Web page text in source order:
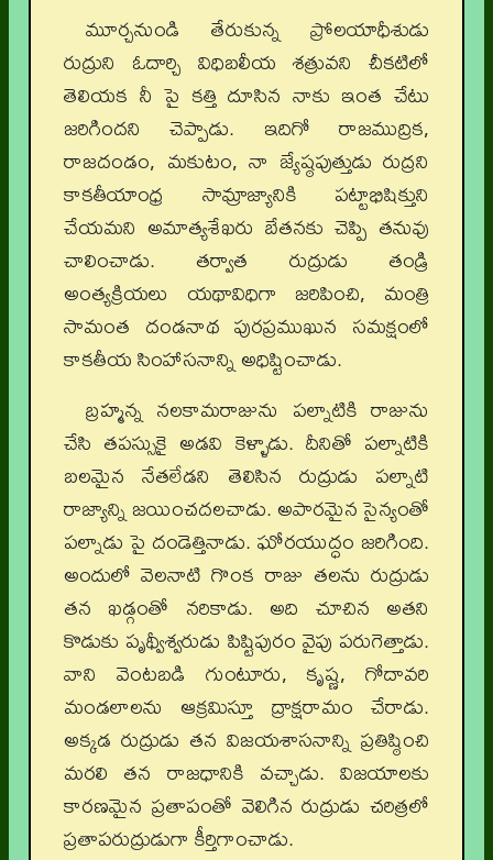
మూర్చనుండి తేరుకున్న ప్రోలయాధీశుడు
రుద్రుని ఓదార్చి విధిబలీయ శత్రువని చీకటిలో
తెలియక నీ పై కత్తి దూసిన నాకు ఇంత చేటు
జరిగిందని చెప్పాడు. ఇదిగో రాజముద్రిక,
రాజదండం, మకుటం, నా జ్యేష్ఠపుత్తుడు రుద్రని
కాకతీయాంధ్ర సామ్రాజ్యానికి పట్టాభిషిక్తుని
చేయమని అమాత్యశేఖరు బేతనకు చెప్పి తనువు
చాలించాడు. తర్వాత రుద్రుడు తండ్రి
అంత్యక్రియలు యథావిధిగా జరిపించి, మంత్రి
సామంత దండనాథ పురప్రముఖున సమక్షంలో
కాకతీయ సింహాసనాన్ని అధిష్టించాడు.
బ్రహ్మన్న నలకామరాజును పల్నాటికి రాజును
చేసి తపస్సుకై అడవి కెళ్ళాడు. దీనితో పల్నాటికి
బలమైన నేతలేడని తెలిసిన రుద్రుడు పల్నాటి
రాజ్యాన్ని జయించదలచాడు. అపారమైన సైన్యంతో
పల్నాడు పై దండెత్తినాడు. ఘోరయుద్ధం జరిగింది.
అందులో వెలనాటి గొంక రాజు తలను రుద్రుడు
తన ఖడ్గంతో నరికాడు. అది చూచిన అతని
కొడుకు పృథ్వీశ్వరుడు పిష్టిపురం వైపు పరుగెత్తాడు.
వాని వెంటబడి గుంటూరు, కృష్ణ, గోదావరి
మండలాలను ఆక్రమిస్తూ ద్రాక్షరామం చేరాడు.
అక్కడ రుద్రుడు తన విజయశాసనాన్ని ప్రతిష్ఠించి
మరలి తన రాజధానికి వచ్చాడు. విజయాలకు
కారణమైన ప్రతాపంతో వెలిగిన రుద్రుడు చరిత్రలో
ప్రతాపరుద్రుడుగా కీర్తిగాంచాడు.